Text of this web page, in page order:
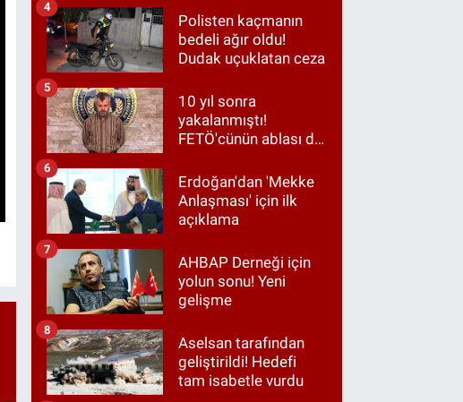
Polisten kaçmanın
bedeli ağır oldu!
Dudak uçuklatan ceza
4
10 yıl sonra
yakalanmıştı!
FETÖ'cünün ablası da
5
Erdoğan'dan 'Mekke
Anlaşması' için ilk
açıklama
6
AHBAP Derneği için
yolun sonu! Yeni
gelişme
7
Aselsan tarafından
geliştirildi! Hedefi
tam isabetle vurdu
8